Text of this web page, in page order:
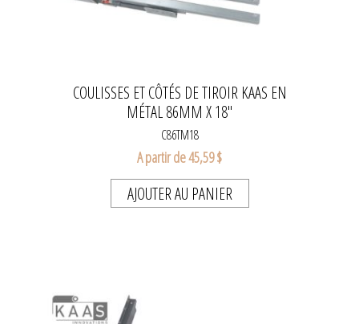
COULISSES ET CÔTÉS DE TIROIR KAAS EN
MÉTAL 86MM X 18''
C86TM18
A partir de 45,59 $
AJOUTER AU PANIER